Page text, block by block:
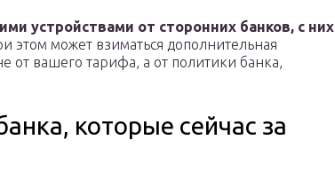
устройствами от сторонних банков, с них
этом может взиматься дополнительная
от вашего тарифа, а от политики банка,
которые сейчас за